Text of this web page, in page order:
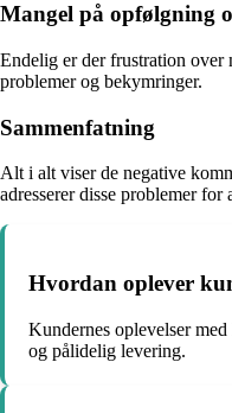
Mangel på opfølgning
Endelig er der frustration over
problemer og bekymringer.
Sammenfatning
Alt i alt viser de negative
adresserer disse problemer
Hvordan oplever
Kundernes oplevelser
og pålidelig levering.